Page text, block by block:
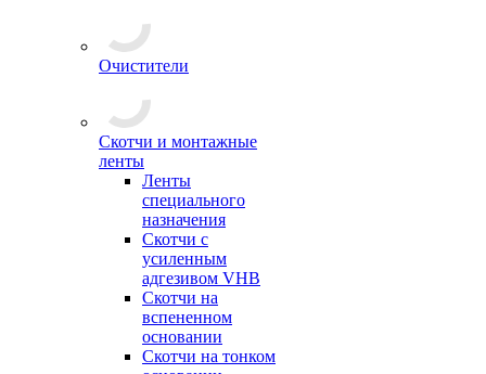
Очистители
Скотчи и монтажные
ленты
Ленты
специального
назначения
Скотчи с
усиленным
адгезивом VHB
Скотчи на
вспененном
основании
Скотчи на тонком